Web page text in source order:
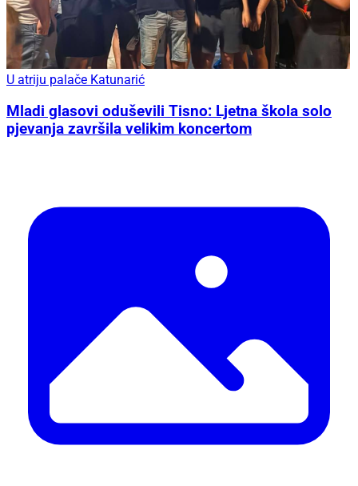
U atriju palače Katunarić
Mladi glasovi oduševili Tisno: Ljetna škola solo
pjevanja završila velikim koncertom